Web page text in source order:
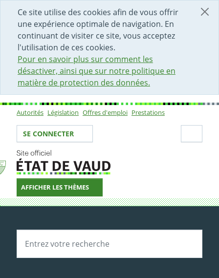
Ce site utilise des cookies afin de vous offrir
une expérience optimale de navigation. En
continuant de visiter ce site, vous acceptez
l'utilisation de ces cookies.
Pour en savoir plus sur comment les
désactiver, ainsi que sur notre politique en
matière de protection des données.
DÉBUT DU CONTENU DE LA PAGE
ACCÈS AU CHAMP DE RECHERCHE
PAGE D'ACCUEIL
FORMULAIRE DE CONTACT
Sous-navigation
Autorités Législation Offres d'emploi Prestations
Votre identité
SE CONNECTER
AFFICHER LES THÈMES
Recherche